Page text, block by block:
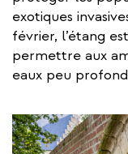
exotiques
février, l’étang
permettre aux
eaux peu